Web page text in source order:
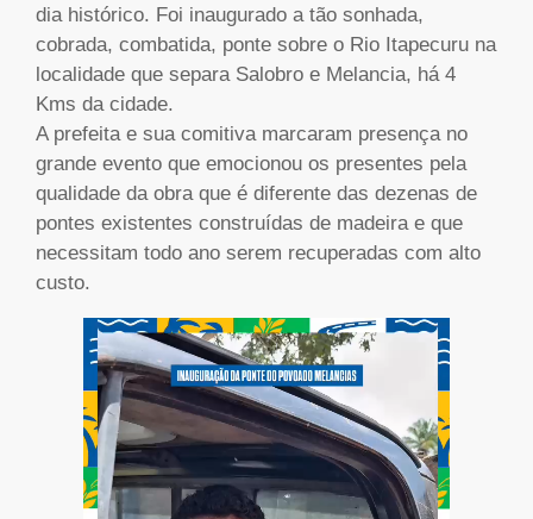
dia histórico. Foi inaugurado a tão sonhada,
cobrada, combatida, ponte sobre o Rio Itapecuru na
localidade que separa Salobro e Melancia, há 4
Kms da cidade.
A prefeita e sua comitiva marcaram presença no
grande evento que emocionou os presentes pela
qualidade da obra que é diferente das dezenas de
pontes existentes construídas de madeira e que
necessitam todo ano serem recuperadas com alto
custo.